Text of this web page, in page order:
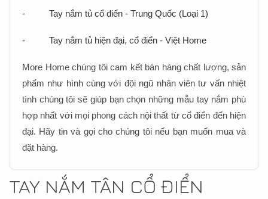
- Tay nắm tủ cổ điển - Trung Quốc (Loại 1)
- Tay nắm tủ hiện đại, cổ điển - Việt Home
More Home chúng tôi cam kết bán hàng chất lượng, sản
phẩm như hình cùng với đội ngũ nhân viên tư vấn nhiệt
tình chúng tôi sẽ giúp bạn chọn những mẫu tay nắm phù
hợp nhất với mọi phong cách nội thất từ cổ điển đến hiện
đại. Hãy tin và gọi cho chúng tôi nếu bạn muốn mua và
đặt hàng.
TAY NẮM TÂN CỔ ĐIỂN